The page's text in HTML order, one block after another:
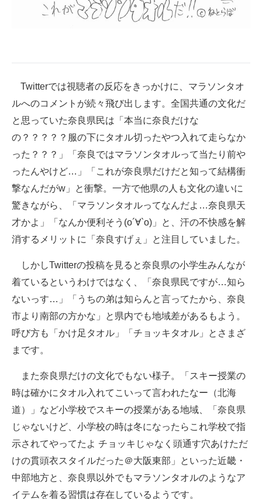
Twitterでは視聴者の反応をきっかけに、マラソンタオ
ルへのコメントが続々飛び出します。全国共通の文化だ
と思っていた奈良県民は「本当に奈良だけな
の？？？？？服の下にタオル切ったやつ入れて走らなか
った？？？」「奈良ではマラソンタオルって当たり前や
ったんやけど…」「これが奈良県だけだと知って結構衝
撃なんだがw」と衝撃。一方で他県の人も文化の違いに
驚きながら、「マラソンタオルってなんだよ…奈良県天
才かよ」「なんか便利そう(о´∀`о)」と、汗の不快感を解
消するメリットに「奈良すげぇ」と注目していました。
しかしTwitterの投稿を見ると奈良県の小学生みんなが
着ているというわけではなく、「奈良県民ですが…知ら
ないっす…」「うちの弟は知らんと言ってたから、奈良
市より南部の方かな」と県内でも地域差があるもよう。
呼び方も「かけ足タオル」「チョッキタオル」とさまざ
まです。
また奈良県だけの文化でもない様子。「スキー授業の
時は確かにタオル入れてこいって言われたなー（北海
道）」など小学校でスキーの授業がある地域、「奈良県
じゃないけど、小学校の時は冬になったらこれ学校で指
示されてやってたよ チョッキじゃなく頭通す穴あけただ
けの貫頭衣スタイルだった＠大阪東部」といった近畿・
中部地方と、奈良県以外でもマラソンタオルのようなア
イテムを着る習慣は存在しているようです。